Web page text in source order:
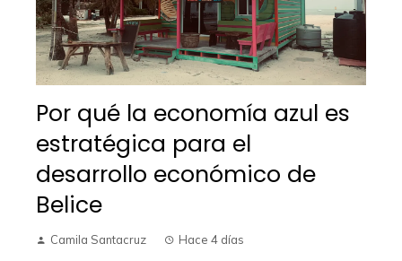
Por qué la economía azul es
estratégica para el
desarrollo económico de
Belice
Camila Santacruz Hace 4 días